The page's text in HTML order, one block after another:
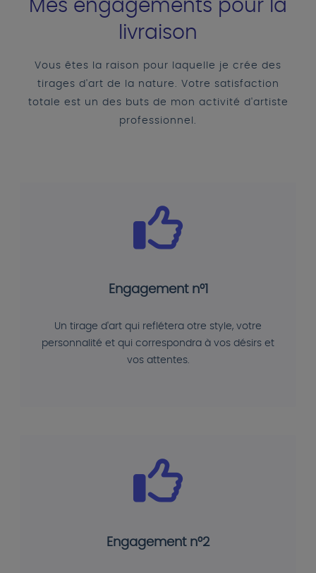
Mes engagements pour la
livraison
Vous êtes la raison pour laquelle je crée des
tirages d'art de la nature. Votre satisfaction
totale est un des buts de mon activité d'artiste
professionnel.
Engagement n°1
Un tirage d'art qui reflétera otre style, votre
personnalité et qui correspondra à vos désirs et
vos attentes.
Engagement n°2